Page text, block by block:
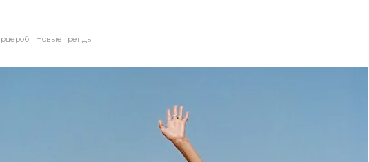
Новые тренды